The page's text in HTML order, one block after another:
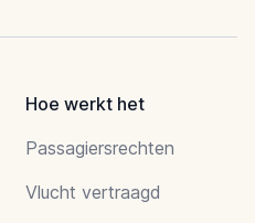
Hoe werkt het
Passagiersrechten
Vlucht vertraagd